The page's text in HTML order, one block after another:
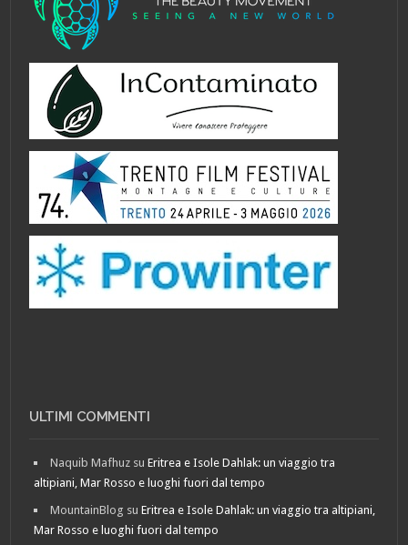
ULTIMI COMMENTI
Naquib Mafhuz suEritrea e Isole Dahlak: un viaggio tra
altipiani, Mar Rosso e luoghi fuori dal tempo
MountainBlog suEritrea e Isole Dahlak: un viaggio tra altipiani,
Mar Rosso e luoghi fuori dal tempo